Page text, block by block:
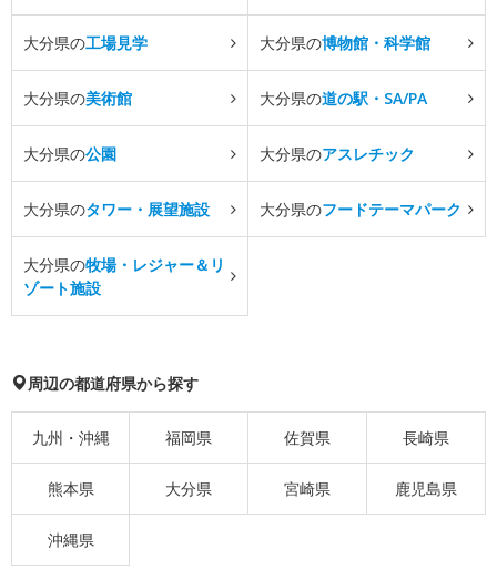
大分県の工場見学 大分県の博物館・科学館
大分県の美術館 大分県の道の駅・SA/PA
大分県の公園 大分県のアスレチック
大分県のタワー・展望施設 大分県のフードテーマパーク
大分県の牧場・レジャー＆リ
ゾート施設
周辺の都道府県から探す
九州・沖縄 福岡県 佐賀県 長崎県
熊本県 大分県 宮崎県 鹿児島県
沖縄県